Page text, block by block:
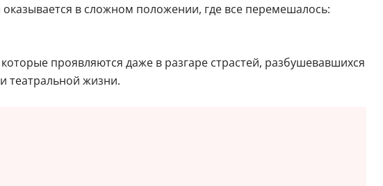
в сложном положении, где все перемешалось:
проявляются даже в разгаре страстей, разбушевавшихся
театральной жизни.